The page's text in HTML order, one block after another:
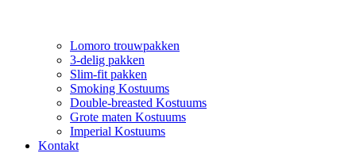
Lomoro trouwpakken
3-delig pakken
Slim-fit pakken
Smoking Kostuums
Double-breasted Kostuums
Grote maten Kostuums
Imperial Kostuums
Kontakt